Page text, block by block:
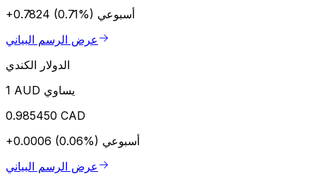
+0.7824 (0.71%) أسبوعي
عرض الرسم البياني
الدولار الكندي
1 AUD يساوي
0.985450 CAD
+0.0006 (0.06%) أسبوعي
عرض الرسم البياني